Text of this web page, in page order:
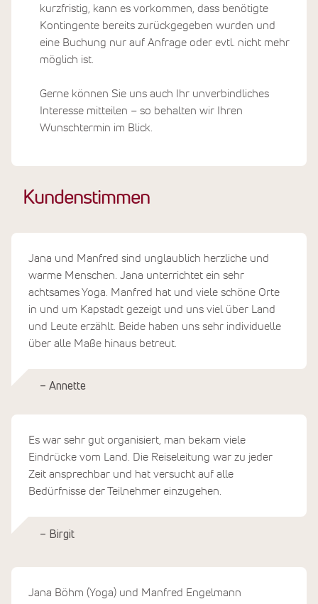
kurzfristig, kann es vorkommen, dass benötigte
Kontingente bereits zurückgegeben wurden und
eine Buchung nur auf Anfrage oder evtl. nicht mehr
möglich ist.
Gerne können Sie uns auch Ihr unverbindliches
Interesse mitteilen – so behalten wir Ihren
Wunschtermin im Blick.
Kundenstimmen
Jana und Manfred sind unglaublich herzliche und
warme Menschen. Jana unterrichtet ein sehr
achtsames Yoga. Manfred hat und viele schöne Orte
in und um Kapstadt gezeigt und uns viel über Land
und Leute erzählt. Beide haben uns sehr individuelle
über alle Maße hinaus betreut.
– Annette
Es war sehr gut organisiert, man bekam viele
Eindrücke vom Land. Die Reiseleitung war zu jeder
Zeit ansprechbar und hat versucht auf alle
Bedürfnisse der Teilnehmer einzugehen.
– Birgit
Jana Böhm (Yoga) und Manfred Engelmann